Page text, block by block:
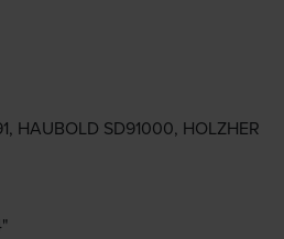
HAUBOLD SD91000, HOLZHER